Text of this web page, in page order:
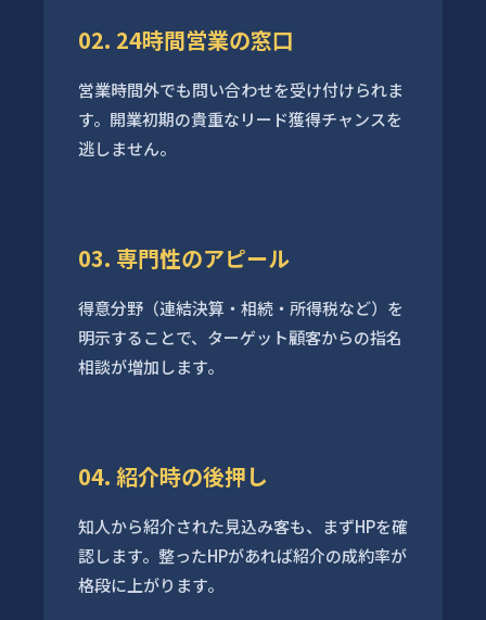
02. 24時間営業の窓口
営業時間外でも問い合わせを受け付けられま
す。開業初期の貴重なリード獲得チャンスを
逃しません。
03. 専門性のアピール
得意分野（連結決算・相続・所得税など）を
明示することで、ターゲット顧客からの指名
相談が増加します。
04. 紹介時の後押し
知人から紹介された見込み客も、まずHPを確
認します。整ったHPがあれば紹介の成約率が
格段に上がります。